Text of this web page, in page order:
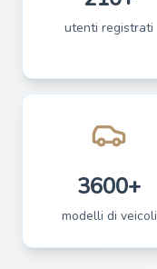
utenti registrati
3600+
modelli di veicoli